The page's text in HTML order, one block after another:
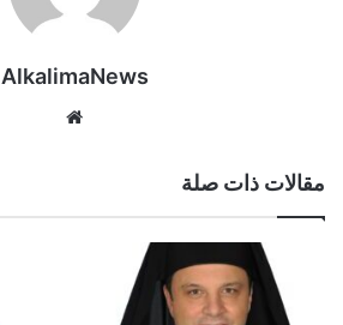
AlkalimaNews
مقالات ذات صلة